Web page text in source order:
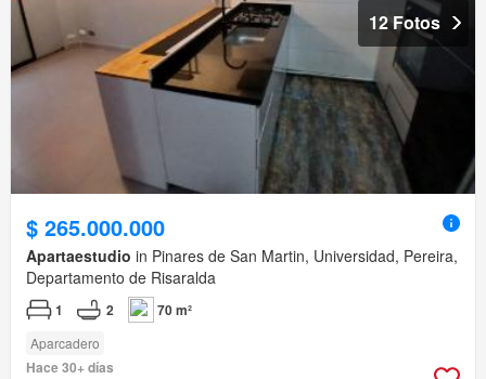
12 Fotos
$ 265.000.000
Apartaestudio in Pinares de San Martin, Universidad, Pereira,
Departamento de Risaralda
1 2 70 m²
Aparcadero
Hace 30+ días